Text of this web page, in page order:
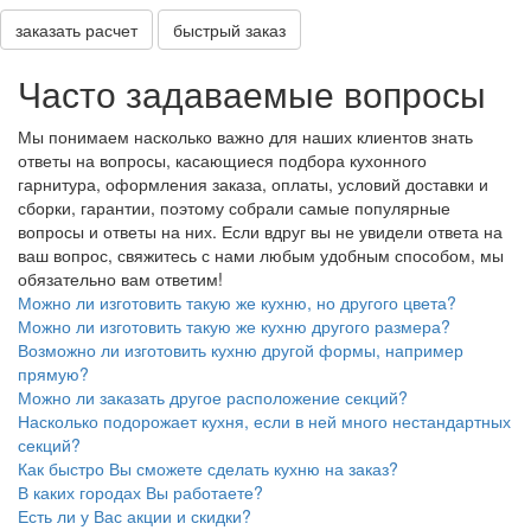
заказать расчет
быстрый заказ
Часто задаваемые вопросы
Мы понимаем насколько важно для наших клиентов знать
ответы на вопросы, касающиеся подбора кухонного
гарнитура, оформления заказа, оплаты, условий доставки и
сборки, гарантии, поэтому собрали самые популярные
вопросы и ответы на них. Если вдруг вы не увидели ответа на
ваш вопрос, свяжитесь с нами любым удобным способом, мы
обязательно вам ответим!
Можно ли изготовить такую же кухню, но другого цвета?
Можно ли изготовить такую же кухню другого размера?
Возможно ли изготовить кухню другой формы, например
прямую?
Можно ли заказать другое расположение секций?
Насколько подорожает кухня, если в ней много нестандартных
секций?
Как быстро Вы сможете сделать кухню на заказ?
В каких городах Вы работаете?
Есть ли у Вас акции и скидки?